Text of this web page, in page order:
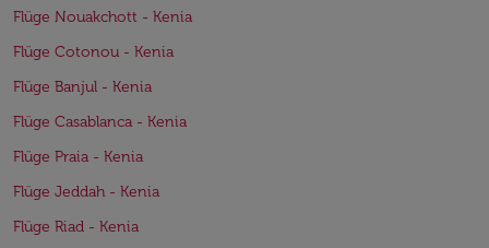
Flüge Nouakchott - Kenia
Flüge Cotonou - Kenia
Flüge Banjul - Kenia
Flüge Casablanca - Kenia
Flüge Praia - Kenia
Flüge Jeddah - Kenia
Flüge Riad - Kenia